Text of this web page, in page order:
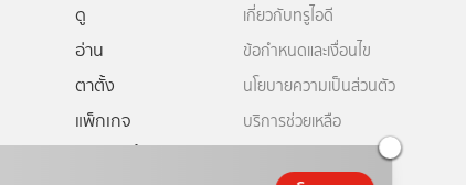
ดู
อ่าน
ตาตั้ง
แพ็กเกจ
เกี่ยวกับทรูไอดี
ข้อกำหนดและเงื่อนไข
นโยบายความเป็นส่วนตัว
บริการช่วยเหลือ